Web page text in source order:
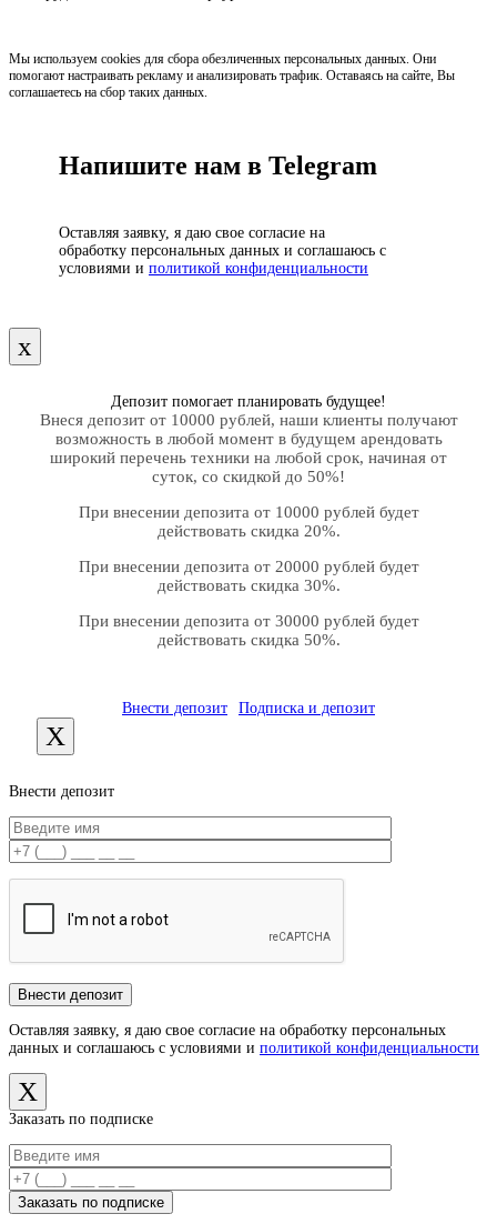
Мы используем cookies для сбора обезличенных персональных данных. Они
помогают настраивать рекламу и анализировать трафик. Оставаясь на сайте, Вы
соглашаетесь на сбор таких данных.
Напишите нам в Telegram
Оставляя заявку, я даю свое согласие на
обработку персональных данных и соглашаюсь с
условиями и политикой конфиденциальности
х
Депозит помогает планировать будущее!
Внеся депозит от 10000 рублей, наши клиенты получают
возможность в любой момент в будущем арендовать
широкий перечень техники на любой срок, начиная от
суток, со скидкой до 50%!
При внесении депозита от 10000 рублей будет
действовать скидка 20%.
При внесении депозита от 20000 рублей будет
действовать скидка 30%.
При внесении депозита от 30000 рублей будет
действовать скидка 50%.
Внести депозит Подписка и депозит
X
Внести депозит
Оставляя заявку, я даю свое согласие на обработку персональных
данных и соглашаюсь с условиями и политикой конфиденциальности
X
Заказать по подписке